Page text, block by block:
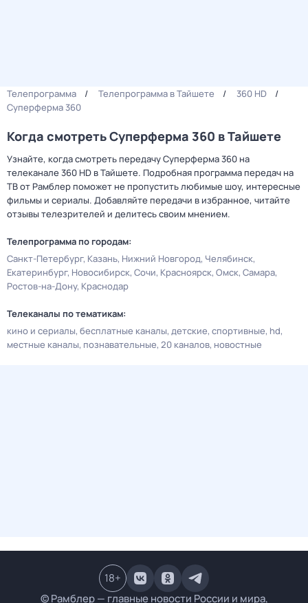
Телепрограмма Телепрограмма в Тайшете
360 HD
Суперферма 360
Когда смотреть Суперферма 360 в Тайшете
Узнайте, когда смотреть передачу Суперферма 360 на
телеканале 360 HD в Тайшете. Подробная программа передач на
ТВ от Рамблер поможет не пропустить любимые шоу, интересные
фильмы и сериалы. Добавляйте передачи в избранное, читайте
отзывы телезрителей и делитесь своим мнением.
Телепрограмма по городам:
Санкт-Петербург Казань Нижний Новгород Челябинск
Екатеринбург Новосибирск Сочи Красноярск Омск Самара
Ростов-на-Дону Краснодар
Телеканалы по тематикам:
кино и сериалы бесплатные каналы детские спортивные hd
местные каналы познавательные 20 каналов новостные
© Рамблер — главные новости России и мира,
18+